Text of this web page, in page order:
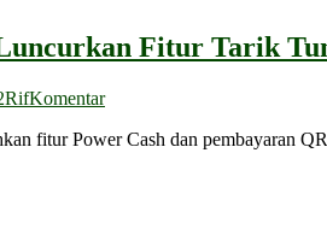
Fitur Tarik
RifKomentar
fitur Power Cash dan pembayaran